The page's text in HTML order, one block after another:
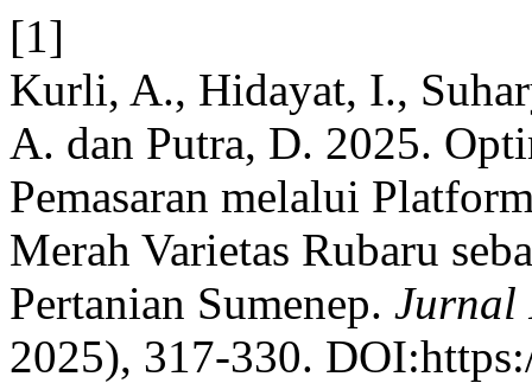
[1]
Kurli, A., Hidayat, I.,
A. dan Putra, D. 2025.
Pemasaran melalui
Merah Varietas Rubaru
Pertanian Sumenep. Jurnal
2025), 317-330.